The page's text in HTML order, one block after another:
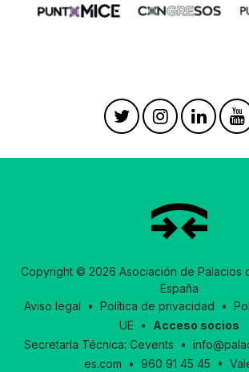
Copyright © 2026 Asociación de Palacios
España
Aviso legal • Política de privacidad •
UE • Acceso socios
Secretaría Técnica: Cevents •
es.com • 960 91 45 45 •